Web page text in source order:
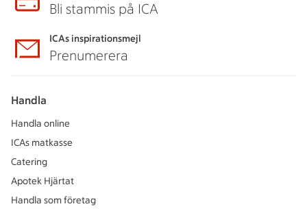
Bli stammis på ICA
ICAs inspirationsmejl
Prenumerera
Handla
Handla online
ICAs matkasse
Catering
Apotek Hjärtat
Handla som företag